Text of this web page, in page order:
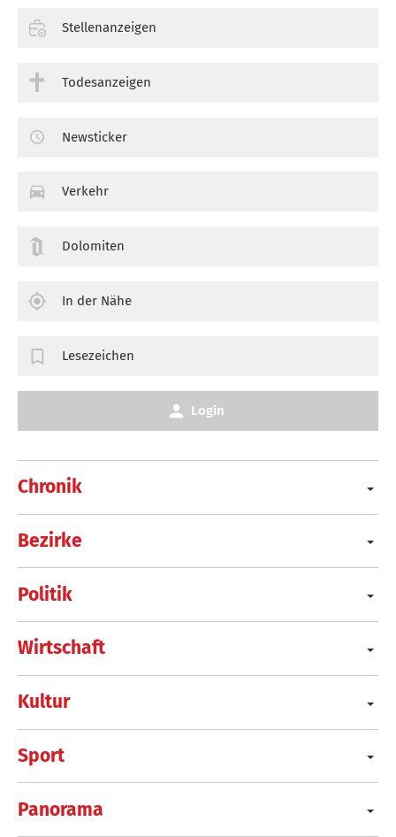
Chronik
Bezirke
Politik
Wirtschaft
Kultur
Sport
Panorama
Stellenanzeigen
Todesanzeigen
Newsticker
Verkehr
Dolomiten
In der Nähe
Lesezeichen
Login